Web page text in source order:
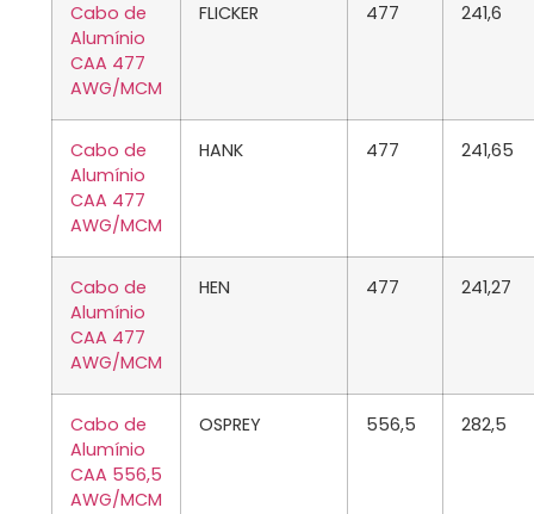
Cabo de
Alumínio
CAA 477
AWG/MCM
FLICKER 477 241,6
Cabo de
Alumínio
CAA 477
AWG/MCM
HANK 477 241,65
Cabo de
Alumínio
CAA 477
AWG/MCM
HEN 477 241,27
Cabo de
Alumínio
CAA 556,5
AWG/MCM
OSPREY 556,5 282,5